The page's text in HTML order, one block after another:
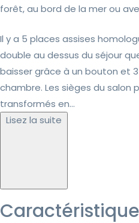
forêt, au bord de la mer ou
Il y a 5 places assises
double au dessus du séjour
baisser grâce à un bouton et
chambre. Les sièges du
transformés en...
Lisez la suite